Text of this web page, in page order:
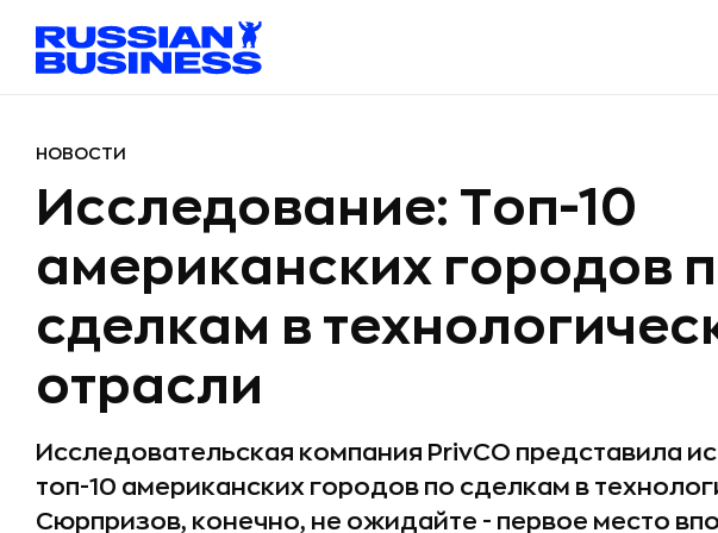
НОВОСТИ
Исследование: Топ-10
американских городов
сделкам в
отрасли
Исследовательская компания PrivCO представила
топ-10 американских городов по сделкам в
Сюрпризов, конечно, не ожидайте - первое место